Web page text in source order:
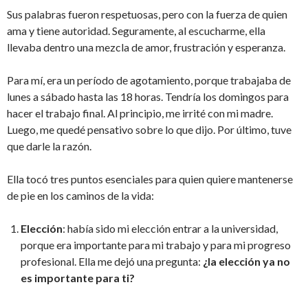
Sus palabras fueron respetuosas, pero con la fuerza de quien
ama y tiene autoridad. Seguramente, al escucharme, ella
llevaba dentro una mezcla de amor, frustración y esperanza.
Para mí, era un período de agotamiento, porque trabajaba de
lunes a sábado hasta las 18 horas. Tendría los domingos para
hacer el trabajo final. Al principio, me irrité con mi madre.
Luego, me quedé pensativo sobre lo que dijo. Por último, tuve
que darle la razón.
Ella tocó tres puntos esenciales para quien quiere mantenerse
de pie en los caminos de la vida:
Elección: había sido mi elección entrar a la universidad,
porque era importante para mi trabajo y para mi progreso
profesional. Ella me dejó una pregunta: ¿la elección ya no
es importante para ti?